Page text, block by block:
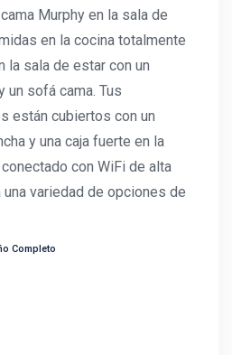
Murphy en la sala de
en la cocina totalmente
la sala de estar con un
sofá cama. Tus
están cubiertos con un
y una caja fuerte en la
con WiFi de alta
variedad de opciones de
Completo